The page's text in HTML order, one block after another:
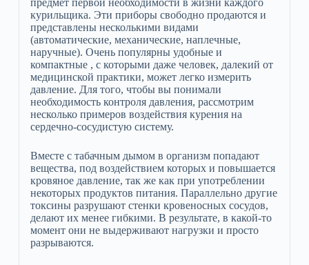
предмет первой необходимости в жизни каждого
курильщика. Эти приборы свободно продаются и
представлены несколькими видами
(автоматические, механические, наплечные,
наручные). Очень популярны удобные и
компактные , с которыми даже человек, далекий от
медицинской практики, может легко измерить
давление. Для того, чтобы вы понимали
необходимость контроля давления, рассмотрим
несколько примеров воздействия курения на
сердечно-сосудистую систему.
Вместе с табачным дымом в организм попадают
вещества, под воздействием которых и повышается
кровяное давление, так же как при употреблении
некоторых продуктов питания. Параллельно другие
токсины разрушают стенки кровеносных сосудов,
делают их менее гибкими. В результате, в какой-то
момент они не выдерживают нагрузки и просто
разрываются.